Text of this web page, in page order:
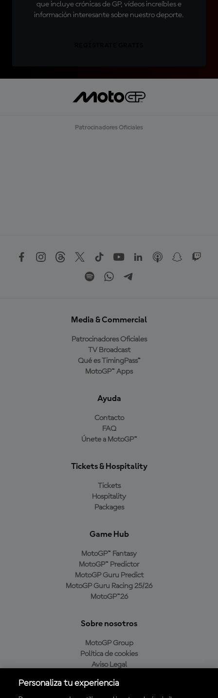
que incluye crónicas de GP, vídeos increíbles e
información interesante sobre nuestro deporte.
Patrocinadores Oficiales
Media & Commercial
Patrocinadores Oficiales
TV Broadcast
Qué es TimingPass™
MotoGP™ Apps
Ayuda
Contacto
FAQ
Únete a MotoGP™
Tickets & Hospitality
Tickets
Hospitality
Packages
Game Hub
MotoGP™ Fantasy
MotoGP™ Predictor
MotoGP Guru Predict
MotoGP Guru Racing 25/26
MotoGP™26
Sobre nosotros
MotoGP Group
Política de cookies
Aviso Legal
Política de compra
Personaliza tu experiencia